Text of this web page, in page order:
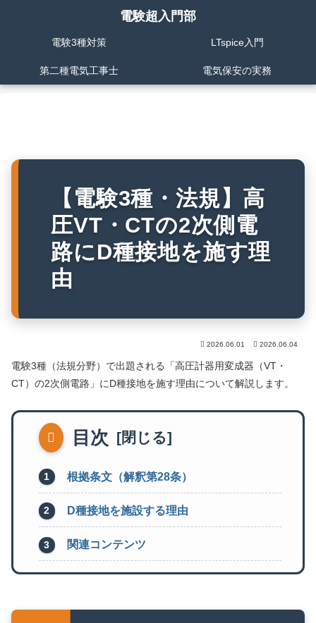
電験超入門部
電験3種対策 LTspice入門
第二種電気工事士 電気保安の実務
【電験3種・法規】高
圧VT・CTの2次側電
路にD種接地を施す理
由
2026.06.01 2026.06.04
電験3種（法規分野）で出題される「高圧計器用変成器（VT・
CT）の2次側電路」にD種接地を施す理由について解説します。
目次
根拠条文（解釈第28条）
D種接地を施設する理由
関連コンテンツ